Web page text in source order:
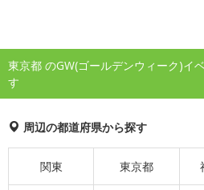
東京都 のGW(ゴールデンウィーク)イ
す
周辺の都道府県から探す
関東 東京都